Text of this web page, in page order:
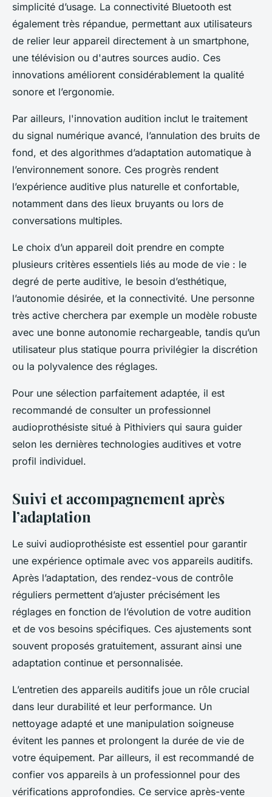
simplicité d’usage. La connectivité Bluetooth est
également très répandue, permettant aux utilisateurs
de relier leur appareil directement à un smartphone,
une télévision ou d'autres sources audio. Ces
innovations améliorent considérablement la qualité
sonore et l’ergonomie.
Par ailleurs, l'innovation audition inclut le traitement
du signal numérique avancé, l’annulation des bruits de
fond, et des algorithmes d’adaptation automatique à
l’environnement sonore. Ces progrès rendent
l’expérience auditive plus naturelle et confortable,
notamment dans des lieux bruyants ou lors de
conversations multiples.
Le choix d’un appareil doit prendre en compte
plusieurs critères essentiels liés au mode de vie : le
degré de perte auditive, le besoin d’esthétique,
l’autonomie désirée, et la connectivité. Une personne
très active cherchera par exemple un modèle robuste
avec une bonne autonomie rechargeable, tandis qu’un
utilisateur plus statique pourra privilégier la discrétion
ou la polyvalence des réglages.
Pour une sélection parfaitement adaptée, il est
recommandé de consulter un professionnel
audioprothésiste situé à Pithiviers qui saura guider
selon les dernières technologies auditives et votre
profil individuel.
Suivi et accompagnement après
l’adaptation
Le suivi audioprothésiste est essentiel pour garantir
une expérience optimale avec vos appareils auditifs.
Après l’adaptation, des rendez-vous de contrôle
réguliers permettent d’ajuster précisément les
réglages en fonction de l’évolution de votre audition
et de vos besoins spécifiques. Ces ajustements sont
souvent proposés gratuitement, assurant ainsi une
adaptation continue et personnalisée.
L’entretien des appareils auditifs joue un rôle crucial
dans leur durabilité et leur performance. Un
nettoyage adapté et une manipulation soigneuse
évitent les pannes et prolongent la durée de vie de
votre équipement. Par ailleurs, il est recommandé de
confier vos appareils à un professionnel pour des
vérifications approfondies. Ce service après-vente